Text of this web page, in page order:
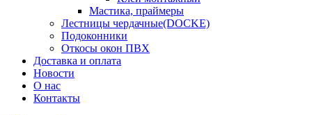
Мастика, праймеры
Лестницы чердачные(DOCKE)
Подоконники
Откосы окон ПВХ
Доставка и оплата
Новости
О нас
Контакты